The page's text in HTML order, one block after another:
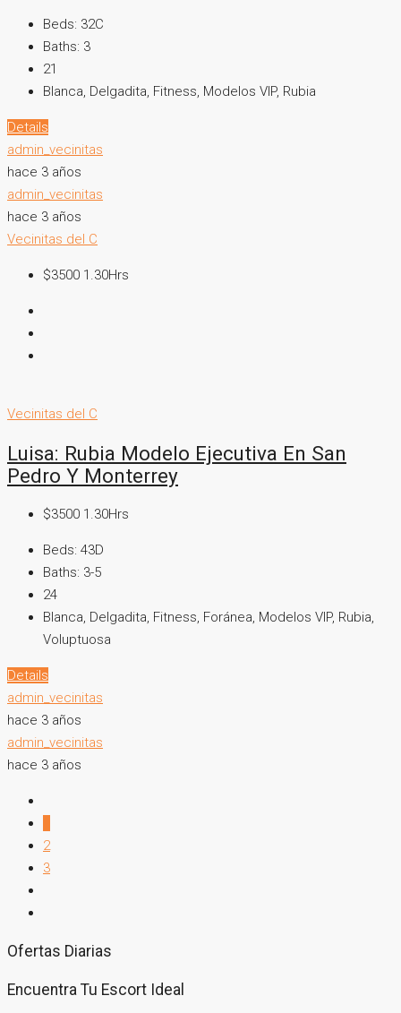
Beds: 32C
Baths: 3
21
Blanca, Delgadita, Fitness, Modelos VIP, Rubia
Details
admin_vecinitas
hace 3 años
admin_vecinitas
hace 3 años
Vecinitas del C
$3500 1.30Hrs
Vecinitas del C
Luisa: Rubia Modelo Ejecutiva En San
Pedro Y Monterrey
$3500 1.30Hrs
Beds: 43D
Baths: 3-5
24
Blanca, Delgadita, Fitness, Foránea, Modelos VIP, Rubia,
Voluptuosa
Details
admin_vecinitas
hace 3 años
admin_vecinitas
hace 3 años
2
3
Ofertas Diarias
Encuentra Tu Escort Ideal